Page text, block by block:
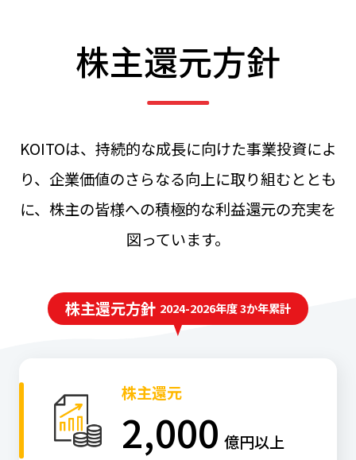
株主還元方針
KOITOは、持続的な成長に向けた事業投資によ
り、企業価値のさらなる向上に取り組むととも
に、 株主の皆様への積極的な利益還元の充実を
図っています。
株主還元方針 2024-2026年度 3か年累計
株主還元
2,000 億円以上